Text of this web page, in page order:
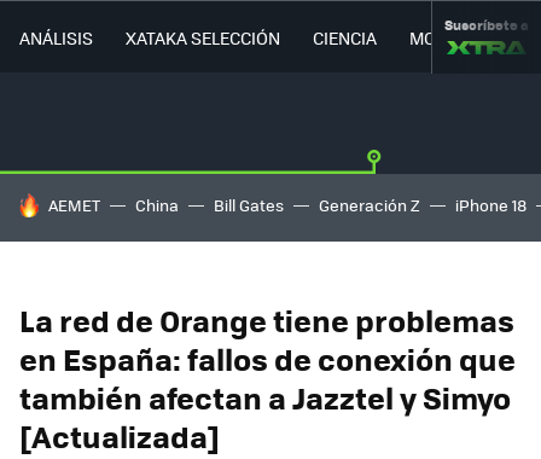
ANÁLISIS XATAKA SELECCIÓN CIENCIA MOVILIDAD
Suscríbete a
HOY SE HABLA DE
AEMET China Bill Gates Generación Z iPhone 18
La red de Orange tiene problemas
en España: fallos de conexión que
también afectan a Jazztel y Simyo
[Actualizada]